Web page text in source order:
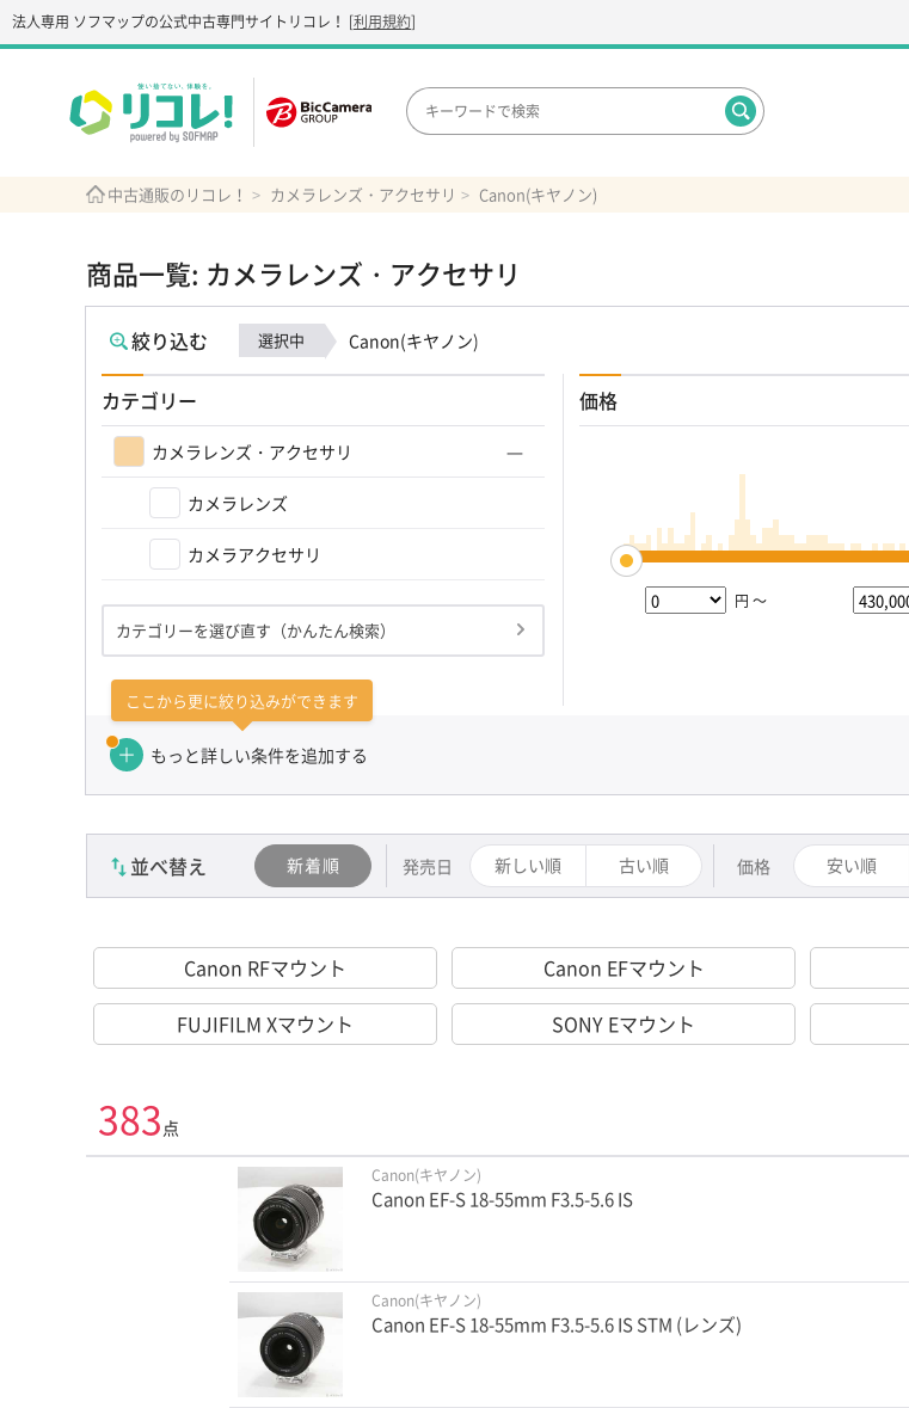
法人専用 ソフマップの公式中古専門サイト リコレ！ [利用規約]
中古通販のリコレ！ カメラレンズ・アクセサリ Canon(キヤノン)
商品一覧: カメラレンズ・アクセサリ
絞り込む 選択中 Canon(キヤノン)
カテゴリー
カメラレンズ・アクセサリ
カメラレンズ
カメラアクセサリ
カテゴリーを選び直す（かんたん検索）
価格
円 ～
ここから更に絞り込みができます
もっと詳しい条件を追加する
並べ替え 新着順 発売日 新しい順 古い順 価格 安い順
Canon RFマウント Canon EFマウント
FUJIFILM Xマウント
SONY Eマウント
383 点
Canon(キヤノン)
Canon EF-S 18-55mm F3.5-5.6 IS
Canon(キヤノン)
Canon EF-S 18-55mm F3.5-5.6 IS STM (レンズ)